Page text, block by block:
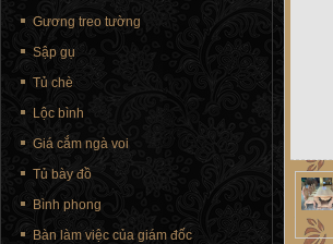
Gương treo tường
Sập gụ
Tủ chè
Lộc bình
Giá cắm ngà voi
Tủ bày đồ
Bình phong
Bàn làm việc của giám đốc